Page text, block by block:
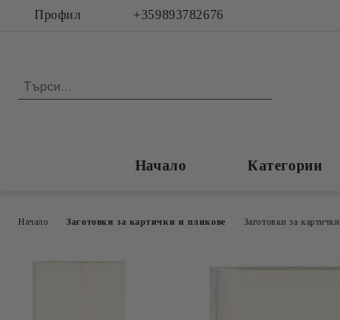
Профил +359893782676
Начало Категории
Начало Заготовки за картички и пликове Заготовки за картички